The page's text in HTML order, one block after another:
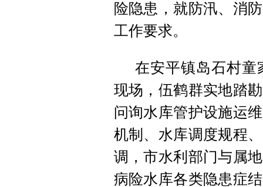
险隐患，就防汛、消
工作要求。
在安平镇岛石村童
现场，伍鹤群实地踏
问询水库管护设施运
机制、水库调度规程
调，市水利部门与属
病险水库各类隐患症